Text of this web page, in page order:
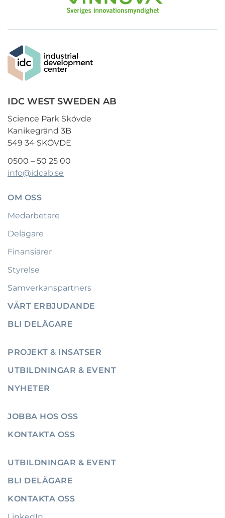
IDC WEST SWEDEN AB
Science Park Skövde
Kanikegränd 3B
549 34 SKÖVDE
0500 – 50 25 00
info@idcab.se
OM OSS
Medarbetare
Delägare
Finansiärer
Styrelse
Samverkanspartners
VÅRT ERBJUDANDE
BLI DELÄGARE
PROJEKT & INSATSER
UTBILDNINGAR & EVENT
NYHETER
JOBBA HOS OSS
KONTAKTA OSS
UTBILDNINGAR & EVENT
BLI DELÄGARE
KONTAKTA OSS